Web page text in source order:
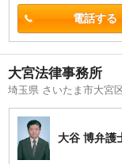
電話する
大宮法律事務所
埼玉県 さいたま市大宮
大谷 博弁護